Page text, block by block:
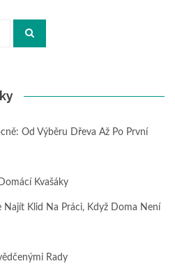
Od Výběru Dřeva Až Po První
Kvašáky
Najít Klid Na Práci, Když Doma Není
Rady